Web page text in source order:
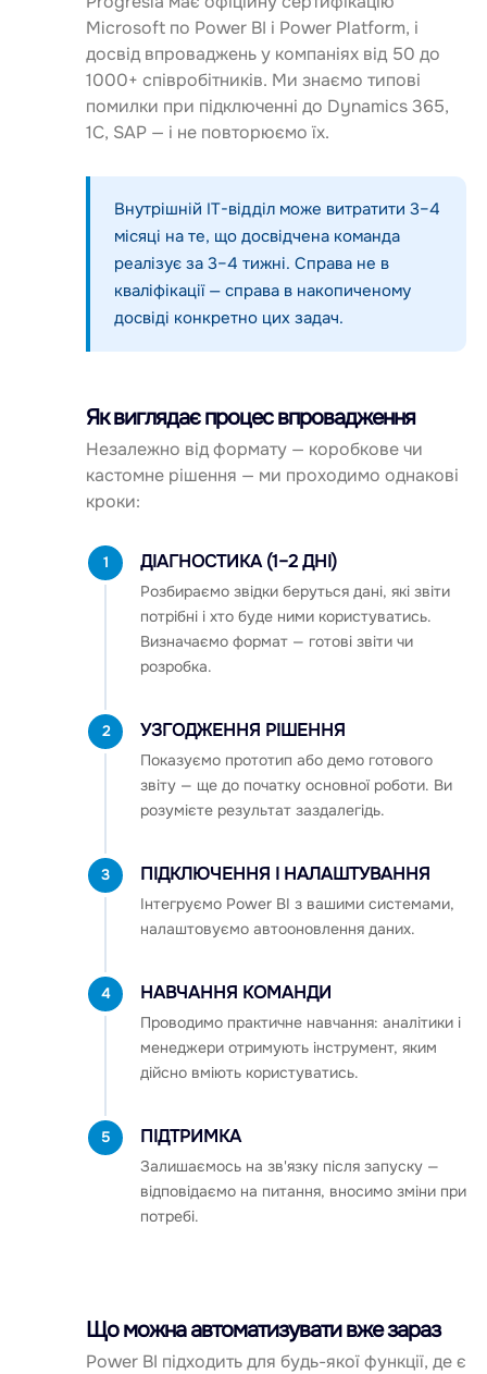
Microsoft по Power BI і Power Platform, і
досвід впроваджень у компаніях від 50 до
1000+ співробітників. Ми знаємо типові
помилки при підключенні до Dynamics 365,
1С, SAP — і не повторюємо їх.
Внутрішній IT-відділ може витратити 3–4
місяці на те, що досвідчена команда
реалізує за 3–4 тижні. Справа не в
кваліфікації — справа в накопиченому
досвіді конкретно цих задач.
Як виглядає процес впровадження
Незалежно від формату — коробкове чи
кастомне рішення — ми проходимо однакові
кроки:
1 ДІАГНОСТИКА (1–2 ДНІ)
Розбираємо звідки беруться дані, які звіти
потрібні і хто буде ними користуватись.
Визначаємо формат — готові звіти чи
розробка.
2 УЗГОДЖЕННЯ РІШЕННЯ
Показуємо прототип або демо готового
звіту — ще до початку основної роботи. Ви
розумієте результат заздалегідь.
3 ПІДКЛЮЧЕННЯ І НАЛАШТУВАННЯ
Інтегруємо Power BI з вашими системами,
налаштовуємо автооновлення даних.
4 НАВЧАННЯ КОМАНДИ
Проводимо практичне навчання: аналітики і
менеджери отримують інструмент, яким
дійсно вміють користуватись.
5 ПІДТРИМКА
Залишаємось на зв'язку після запуску —
відповідаємо на питання, вносимо зміни при
потребі.
Що можна автоматизувати вже зараз
Power BI підходить для будь-якої функції, де є